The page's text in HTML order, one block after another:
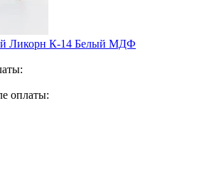
Ликорн К-14 Белый МДФ
оплаты: